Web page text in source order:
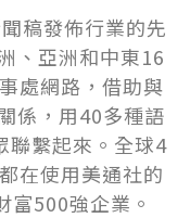
稿發佈行業的先
、亞洲和中東16
處網路，借助與
係，用40多種語
聯繫起來。全球4
在使用美通社的
富500強企業。